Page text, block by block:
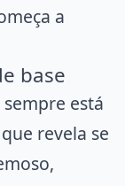
a
base
está
revela se